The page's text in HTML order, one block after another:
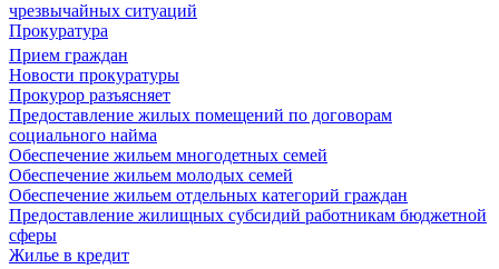
чрезвычайных ситуаций
Прокуратура
Прием граждан
Новости прокуратуры
Прокурор разъясняет
Предоставление жилых помещений по договорам
социального найма
Обеспечение жильем многодетных семей
Обеспечение жильем молодых семей
Обеспечение жильем отдельных категорий граждан
Предоставление жилищных субсидий работникам бюджетной
сферы
Жилье в кредит